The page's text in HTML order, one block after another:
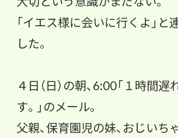
「イエス様に会いに行くよ」と
した。
４日（日）の朝、6:00「１時間
す。」のメール。
父親、保育園児の妹、おじいち